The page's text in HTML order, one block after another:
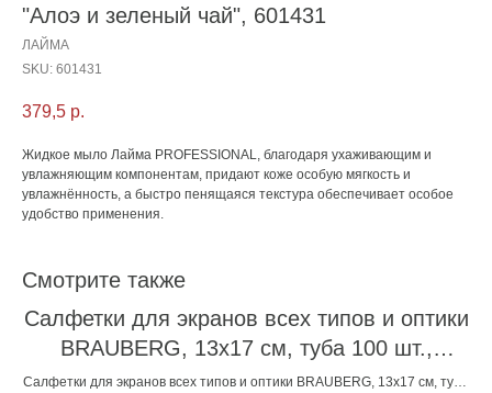
"Алоэ и зеленый чай", 601431
ЛАЙМА
SKU: 601431
379,5 р.
Жидкое мыло Лайма PROFESSIONAL, благодаря ухаживающим и
увлажняющим компонентам, придают коже особую мягкость и
увлажнённость, а быстро пенящаяся текстура обеспечивает особое
удобство применения.
Смотрите также
Салфетки для экранов всех типов и оптики
BRAUBERG, 13х17 см, туба 100 шт.,
влажные
Салфетки для экранов всех типов и оптики BRAUBERG, 13х17 см, туба